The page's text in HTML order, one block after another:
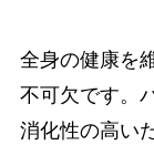
全身の健康を
不可欠です。
消化性の高い